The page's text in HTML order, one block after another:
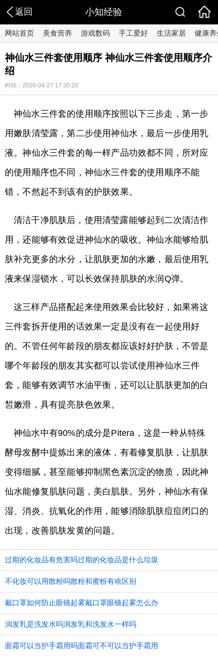
返回 小知经验
网站首页 美食营养 游戏数码 手工爱好 生活家居 健康养
神仙水三件套使用顺序 神仙水三件套使用顺序介
绍
时间：2026-04-27 17:30:20
神仙水三件套的使用顺序按照以下三步走，第一步
用嫩肤清莹露，第二步使用神仙水，最后一步使用乳
液。神仙水三件套的每一样产品功效都不同，所对应
的使用顺序也不同，神仙水三件套的使用顺序不能
错，不然起不到该有的护肤效果。
清洁干净肌肤后，使用清莹露能够起到二次清洁作
用，还能够有效促进神仙水的吸收。神仙水能够给肌
肤补充更多的水分，让肌肤更加的水嫩，最后使用乳
液来保湿锁水，可以长效保持肌肤的水润Q弹。
这三样产品搭配起来使用效果会比较好，如果将这
三件套拆开使用的话效果一定是没有在一起使用好
的。不管任何年龄段的朋友都应该好好护肤，不管是
哪个年龄段的朋友其实都可以尝试使用神仙水三件
套，能够有效调节水油平衡，还可以让肌肤更加的白
皙嫩滑，具有提亮肤色效果。
神仙水中有90%的成分是Pitera，这是一种从特殊
酵母发酵中提炼出来的液体，有着修复肌肤，让肌肤
变得细腻，甚至能够抑制黑色素沉淀的物质，因此神
仙水能修复肌肤问题，美白肌肤。另外，神仙水有保
湿、消炎、抗氧化的作用，能够消除肌肤痘痘闭口的
出现，改善肌肤发黄的问题。
过期的化妆品有危害吗过期的化妆品是什么垃圾
不化妆可以用散粉吗散粉和蜜粉有啥区别
戴口罩如何防止眼镜起雾戴口罩眼镜起雾怎么办
润发乳是洗发水吗润发乳和洗发水一样吗
面霜可以当护手霜用吗面霜可不可以当护手霜用